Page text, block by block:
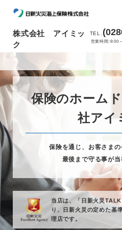
株式会社 アイミッ
ク
TEL.
営業時間:9:00
保険のホーム
社アイ
保険を通じ、お客さま
最後まで守る事が当
当店は、「日新火災
り、
日新火災の定めた基
理店です。